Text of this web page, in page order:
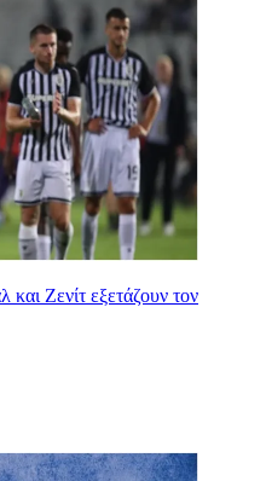
Ζενίτ εξετάζουν τον